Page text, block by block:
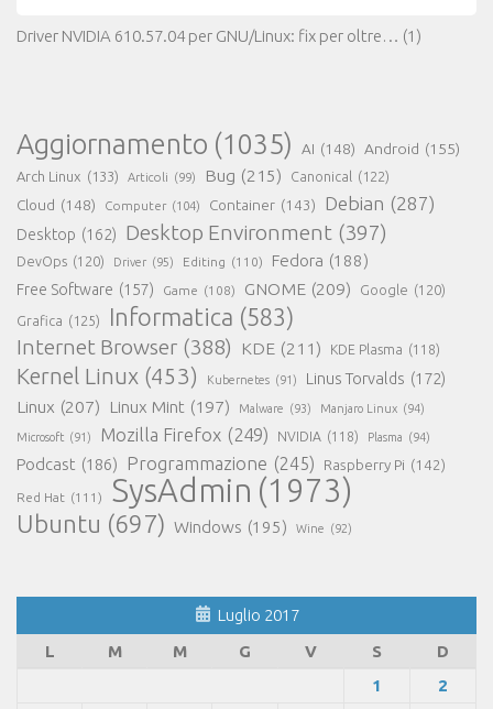
Driver NVIDIA 610.57.04 per GNU/Linux: fix per oltre… (1)
Aggiornamento (1035) AI (148) Android (155)
Arch Linux (133) Articoli (99) Bug (215) Canonical (122)
Cloud (148) Computer (104) Container (143) Debian (287)
Desktop (162) Desktop Environment (397)
DevOps (120) Driver (95) Editing (110) Fedora (188)
Free Software (157) Game (108) GNOME (209) Google (120)
Grafica (125) Informatica (583)
Internet Browser (388) KDE (211) KDE Plasma (118)
Kernel Linux (453) Kubernetes (91) Linus Torvalds (172)
Linux (207) Linux Mint (197) Malware (93) Manjaro Linux (94)
Microsoft (91) Mozilla Firefox (249) NVIDIA (118) Plasma (94)
Podcast (186) Programmazione (245) Raspberry Pi (142)
Red Hat (111) SysAdmin (1973)
Ubuntu (697) Windows (195) Wine (92)
Luglio 2017
L
M M G V S
D
1
2